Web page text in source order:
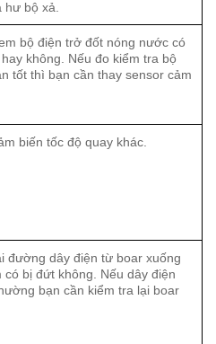
bộ xả.
bộ điện trở đốt nóng nước có
không. Nếu đo kiểm tra bộ
tốt thì bạn cần thay sensor cảm
biến tốc độ quay khác.
đường dây điện từ boar xuống
có bị đứt không. Nếu dây điện
bạn cần kiểm tra lại boar